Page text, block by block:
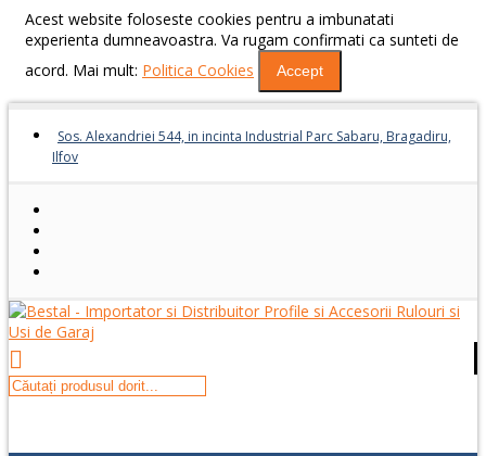
Acest website foloseste cookies pentru a imbunatati
experienta dumneavoastra. Va rugam confirmati ca sunteti de
acord. Mai mult: Politica Cookies Accept
Sos. Alexandriei 544, in incinta Industrial Parc Sabaru, Bragadiru,
Ilfov